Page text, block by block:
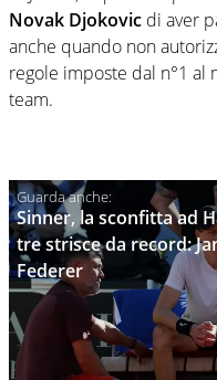
Novak Djokovic di aver
anche quando non
regole imposte dal n°1
team.
Sinner, la sconfitta ad
tre strisce da record:
Federer